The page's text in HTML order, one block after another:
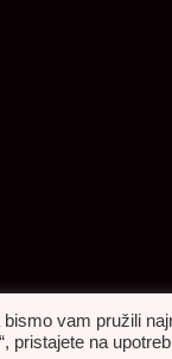
vam pružili
pristajete na